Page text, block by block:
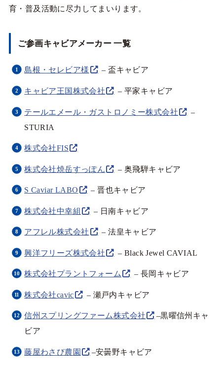
育・普及活動に尽力してまいります。
ご参画キャビアメーカー 一覧
島根・セレビア様 – 盃キャビア
キャビア王国株式会社 – 平家キャビア
テールエメール・ガストロノミー株式会社
–
STURIA
株式会社FIS
株式会社焼岳すっぽん – 奥飛騨キャビア
S Caviar LABO – 晋也キャビア
株式会社中幸組 – 日南キャビア
アフレル株式会社 – 法皇キャビア
興洋フリーズ株式会社 – Black Jewel CAVIAL
株式会社プラントフォーム – 長岡キャビア
株式会社cavic – 瀬戸内キャビア
信州スプリングファーム株式会社
–黒曜信州キャ
ビア
藤屋わさび農園 –安曇野キャビア